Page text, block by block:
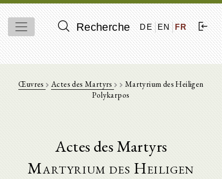
Recherche DE EN FR
Œuvres Actes des Martyrs
Martyrium des Heiligen
Polykarpos
Actes des Martyrs
Martyrium des Heiligen